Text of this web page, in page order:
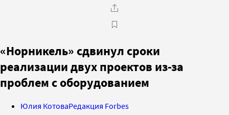
«Норникель» сдвинул сроки
реализации двух проектов из-за
проблем с оборудованием
Юлия КотоваРедакция Forbes